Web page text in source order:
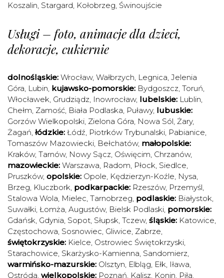
Koszalin, Stargard, Kołobrzeg, Świnoujście
Usługi – foto, animacje dla dzieci,
dekoracje, cukiernie
dolnośląskie: Wrocław, Wałbrzych, Legnica, Jelenia
Góra, Lubin, kujawsko-pomorskie: Bydgoszcz, Toruń,
Włocławek, Grudziądz, Inowrocław, lubelskie: Lublin,
Chełm, Zamość, Biała Podlaska, Puławy, lubuskie:
Gorzów Wielkopolski, Zielona Góra, Nowa Sól, Żary,
Żagań, łódzkie: Łódź, Piotrków Trybunalski, Pabianice,
Tomaszów Mazowiecki, Bełchatów, małopolskie:
Kraków, Tarnów, Nowy Sącz, Oświęcim, Chrzanów,
mazowieckie: Warszawa, Radom, Płock, Siedlce,
Pruszków, opolskie: Opole, Kędzierzyn-Koźle, Nysa,
Brzeg, Kluczbork, podkarpackie: Rzeszów, Przemyśl,
Stalowa Wola, Mielec, Tarnobrzeg, podlaskie: Białystok,
Suwałki, Łomża, Augustów, Bielsk Podlaski, pomorskie:
Gdańsk, Gdynia, Sopot, Słupsk, Tczew, śląskie: Katowice,
Częstochowa, Sosnowiec, Gliwice, Zabrze,
świętokrzyskie: Kielce, Ostrowiec Świętokrzyski,
Starachowice, Skarżysko-Kamienna, Sandomierz,
warmińsko-mazurskie: Olsztyn, Elbląg, Ełk, Iława,
Ostróda, wielkopolskie: Poznań, Kalisz, Konin, Piła,